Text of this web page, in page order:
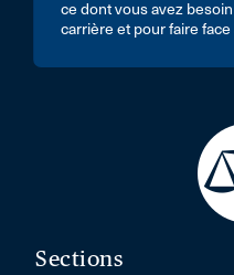
ce dont vous avez
carrière et pour faire
Sections